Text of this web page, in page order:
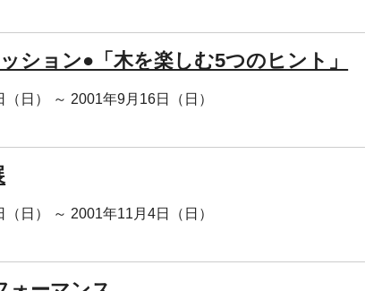
ション●「木を楽しむ5つのヒント」
日） ～ 2001年9月16日（日）
日） ～ 2001年11月4日（日）